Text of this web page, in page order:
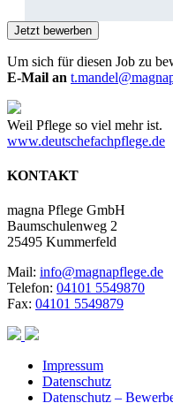
Um sich für diesen Job zu
E-Mail an
Weil Pflege so viel mehr ist.
www.deutschefachpflege.de
KONTAKT
magna Pflege GmbH
Baumschulenweg 2
25495 Kummerfeld
Mail: info@magnapflege.de
Telefon: 04101 5549870
Fax: 04101 5549879
Impressum
Datenschutz
Datenschutz –